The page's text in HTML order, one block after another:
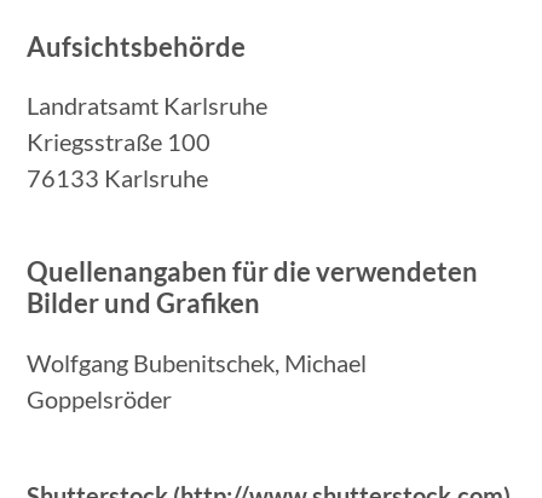
Aufsichtsbehörde
Landratsamt Karlsruhe
Kriegsstraße 100
76133 Karlsruhe
Quellenangaben für die verwendeten
Bilder und Grafiken
Wolfgang Bubenitschek, Michael
Goppelsröder